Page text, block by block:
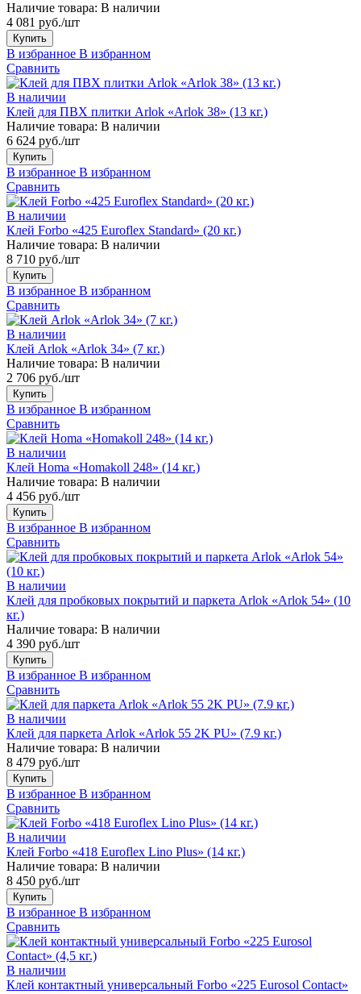
Наличие товара: В наличии
4 081 руб./шт
Купить
В избранное В избранном
Сравнить
В наличии
Клей для ПВХ плитки Arlok «Arlok 38» (13 кг.)
Наличие товара: В наличии
6 624 руб./шт
Купить
В избранное В избранном
Сравнить
В наличии
Клей Forbo «425 Euroflex Standard» (20 кг.)
Наличие товара: В наличии
8 710 руб./шт
Купить
В избранное В избранном
Сравнить
В наличии
Клей Arlok «Arlok 34» (7 кг.)
Наличие товара: В наличии
2 706 руб./шт
Купить
В избранное В избранном
Сравнить
В наличии
Клей Homa «Homakoll 248» (14 кг.)
Наличие товара: В наличии
4 456 руб./шт
Купить
В избранное В избранном
Сравнить
В наличии
Клей для пробковых покрытий и паркета Arlok «Arlok 54» (10
кг.)
Наличие товара: В наличии
4 390 руб./шт
Купить
В избранное В избранном
Сравнить
В наличии
Клей для паркета Arlok «Arlok 55 2K PU» (7.9 кг.)
Наличие товара: В наличии
8 479 руб./шт
Купить
В избранное В избранном
Сравнить
В наличии
Клей Forbo «418 Euroflex Lino Plus» (14 кг.)
Наличие товара: В наличии
8 450 руб./шт
Купить
В избранное В избранном
Сравнить
В наличии
Клей контактный универсальный Forbo «225 Eurosol Contact»